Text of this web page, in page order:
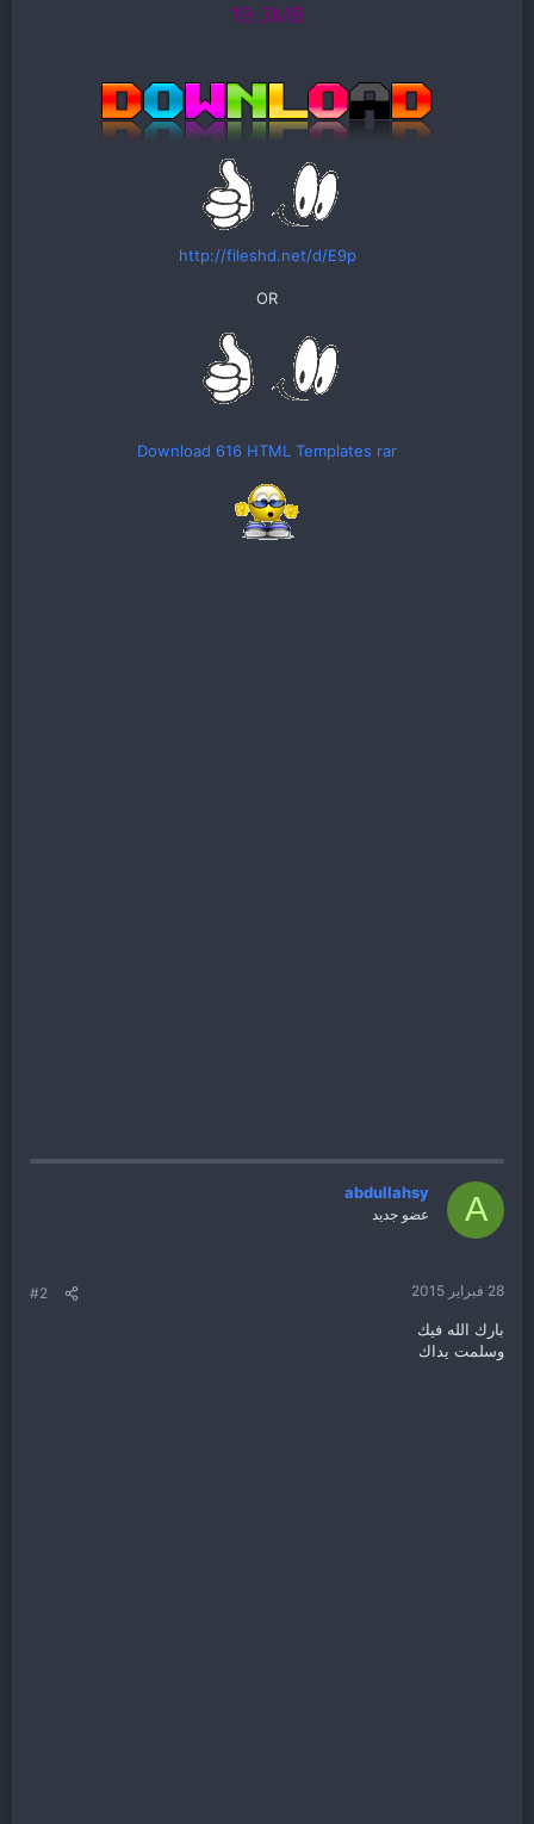
19.3MB
http://fileshd.net/d/E9p
OR
Download 616 HTML Templates rar
A
abdullahsy
عضو جديد
28 فبراير 2015 #2
بارك الله فيك
وسلمت يداك